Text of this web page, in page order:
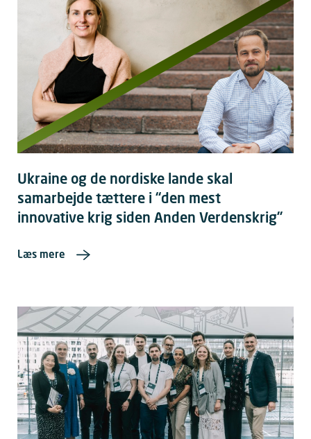
Ukraine og de nordiske lande skal
samarbejde tættere i “den mest
innovative krig siden Anden Verdenskrig”
Læs mere